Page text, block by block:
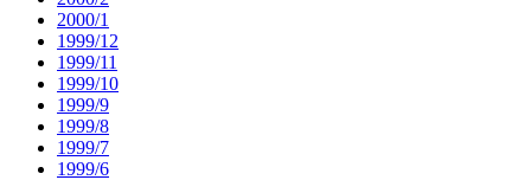
2000/1
1999/12
1999/11
1999/10
1999/9
1999/8
1999/7
1999/6